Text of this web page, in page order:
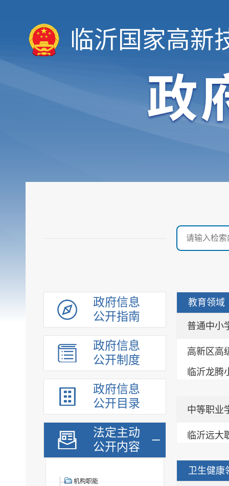
临沂国家高新
政府信息
公开指南
政府信息
公开制度
政府信息
公开目录
法定主动
公开内容
机构职能
教育领域
普通中小
高新区高
临沂龙腾
中等职业
临沂远大
卫生健康